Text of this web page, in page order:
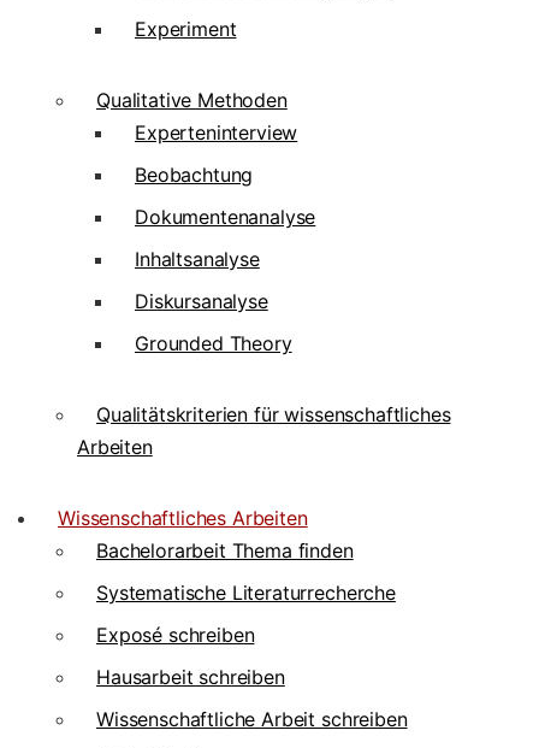
Experiment
Qualitative Methoden
Experteninterview
Beobachtung
Dokumentenanalyse
Inhaltsanalyse
Diskursanalyse
Grounded Theory
Qualitätskriterien für wissenschaftliches
Arbeiten
Wissenschaftliches Arbeiten
Bachelorarbeit Thema finden
Systematische Literaturrecherche
Exposé schreiben
Hausarbeit schreiben
Wissenschaftliche Arbeit schreiben